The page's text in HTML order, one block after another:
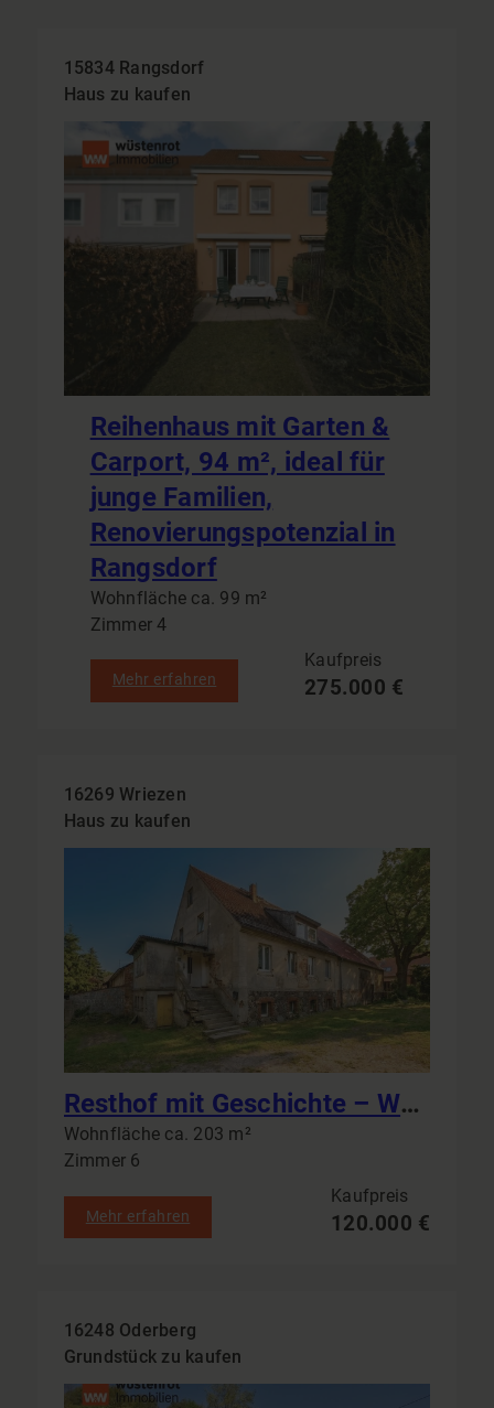
15834 Rangsdorf
Haus zu kaufen
Reihenhaus mit Garten &
Carport, 94 m², ideal für
junge Familien,
Renovierungspotenzial in
Rangsdorf
Wohnfläche ca. 99 m²
Zimmer 4
Mehr erfahren
Kaufpreis
275.000 €
16269 Wriezen
Haus zu kaufen
Resthof mit Geschichte – Wohnhaus, Scheunen und Stallgebäude auf großzügigem Grundstück
Wohnfläche ca. 203 m²
Zimmer 6
Mehr erfahren
Kaufpreis
120.000 €
16248 Oderberg
Grundstück zu kaufen